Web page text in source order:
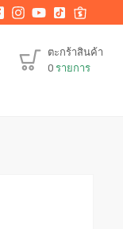
ตะกร้าสินค้า
0 รายการ